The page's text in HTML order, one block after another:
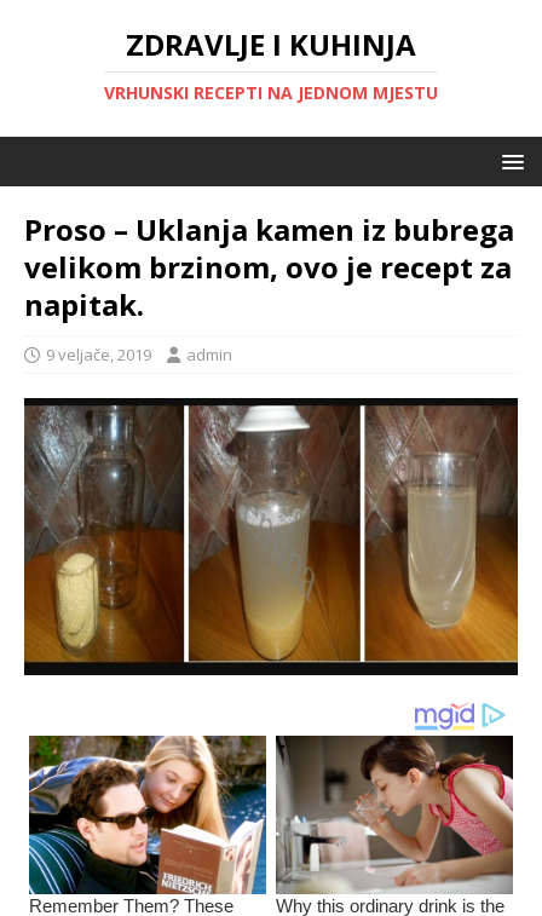
ZDRAVLJE I KUHINJA
VRHUNSKI RECEPTI NA JEDNOM MJESTU
Proso – Uklanja kamen iz bubrega
velikom brzinom, ovo je recept za
napitak.
9 veljače, 2019 admin